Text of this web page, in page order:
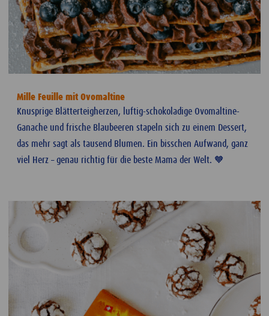
Mille Feuille mit Ovomaltine
Knusprige Blätterteigherzen, luftig-schokoladige Ovomaltine-
Ganache und frische Blaubeeren stapeln sich zu einem Dessert,
das mehr sagt als tausend Blumen. Ein bisschen Aufwand, ganz
viel Herz – genau richtig für die beste Mama der Welt. 🧡